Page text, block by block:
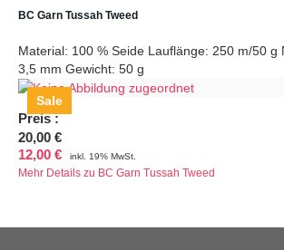
BC Garn Tussah Tweed
Material: 100 % Seide Lauflänge: 250 m/50 g
3,5 mm Gewicht: 50 g
Sale
Preis:
20,00 €
12,00 €
inkl. 19% MwSt.
Mehr Details zu BC Garn Tussah Tweed